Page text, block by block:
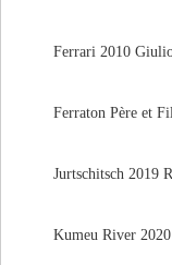
Ferrari 2010 Giulio
Ferraton Père et
Jurtschitsch 2019
Kumeu River 2020